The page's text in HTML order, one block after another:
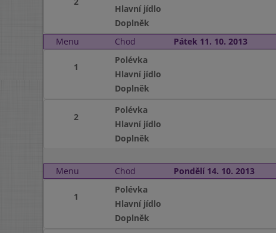
Hlavní jídlo
Doplněk
Menu
Chod Pátek 11. 10. 2013
1
Polévka
Hlavní jídlo
Doplněk
2
Polévka
Hlavní jídlo
Doplněk
Menu
Chod Pondělí 14. 10. 2013
1
Polévka
Hlavní jídlo
Doplněk